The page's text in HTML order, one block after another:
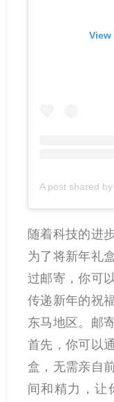
A post shared
随着科技的进步和全球化的趋势，邮寄服务成
为了将新年礼
过邮寄，你可
传递新年的祝
东马地区。邮
首先，你可以
盒，无需亲自
间和精力，让